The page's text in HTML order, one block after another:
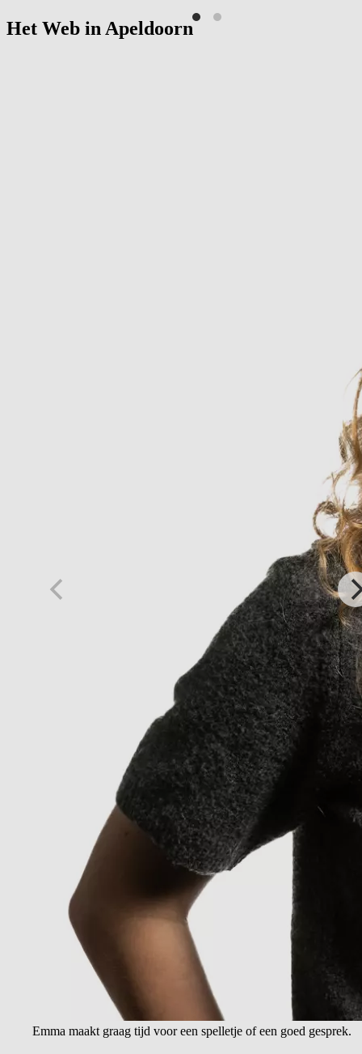
Het Web in Apeldoorn
Emma maakt graag tijd voor een spelletje of een goed gesprek.